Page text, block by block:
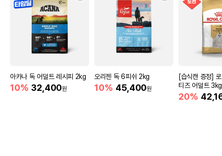
아카나 독 어덜트 레시피 2kg
10% 32,400원
오리젠 독 6피쉬 2kg
10% 45,400원
[습식캔 증정]
티즈 어덜트
20%